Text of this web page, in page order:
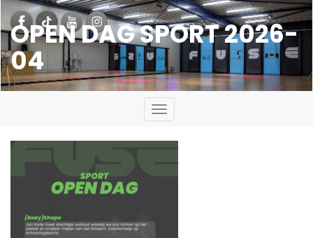
OPEN DAG SPORT 2026-
04
Toggle
navigation